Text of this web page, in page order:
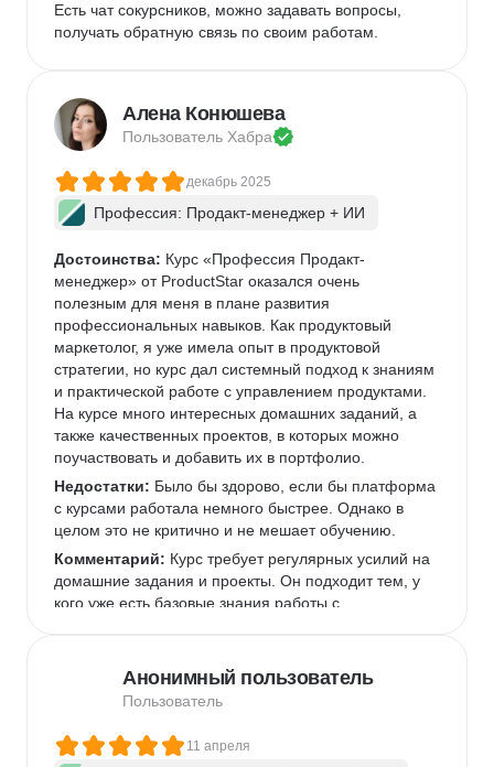
Есть чат сокурсников, можно задавать вопросы,
получать обратную связь по своим работам.
Алена Конюшева
Пользователь Хабра
декабрь 2025
Профессия: Продакт-менеджер + ИИ
Достоинства: Курс «Профессия Продакт-
менеджер» от ProductStar оказался очень
полезным для меня в плане развития
профессиональных навыков. Как продуктовый
маркетолог, я уже имела опыт в продуктовой
стратегии, но курс дал системный подход к знаниям
и практической работе с управлением продуктами.
На курсе много интересных домашних заданий, а
также качественных проектов, в которых можно
поучаствовать и добавить их в портфолио.
Недостатки: Было бы здорово, если бы платформа
с курсами работала немного быстрее. Однако в
целом это не критично и не мешает обучению.
Комментарий: Курс требует регулярных усилий на
домашние задания и проекты. Он подходит тем, у
кого уже есть базовые знания работы с
Анонимный пользователь
Пользователь
11 апреля